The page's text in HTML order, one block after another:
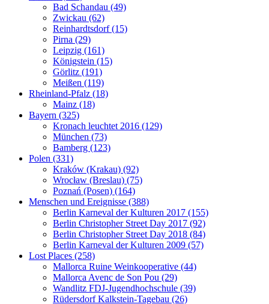
Bad Schandau (49)
Zwickau (62)
Reinhardtsdorf (15)
Pirna (29)
Leipzig (161)
Königstein (15)
Görlitz (191)
Meißen (119)
Rheinland-Pfalz (18)
Mainz (18)
Bayern (325)
Kronach leuchtet 2016 (129)
München (73)
Bamberg (123)
Polen (331)
Kraków (Krakau) (92)
Wrocław (Breslau) (75)
Poznań (Posen) (164)
Menschen und Ereignisse (388)
Berlin Karneval der Kulturen 2017 (155)
Berlin Christopher Street Day 2017 (92)
Berlin Christopher Street Day 2018 (84)
Berlin Karneval der Kulturen 2009 (57)
Lost Places (258)
Mallorca Ruine Weinkooperative (44)
Mallorca Avenc de Son Pou (29)
Wandlitz FDJ-Jugendhochschule (39)
Rüdersdorf Kalkstein-Tagebau (26)